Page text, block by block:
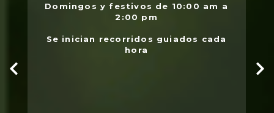
Domingos y festivos de 10:00 am a
2:00 pm
Se inician recorridos guiados cada
hora